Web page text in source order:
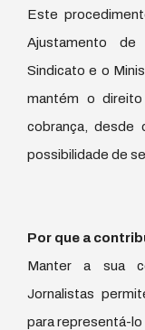
Este
Ajustamento
Sindicato e o
mantém o
cobrança, desde
possibilidade de
Por que a
Manter a sua
Jornalistas
para representá-